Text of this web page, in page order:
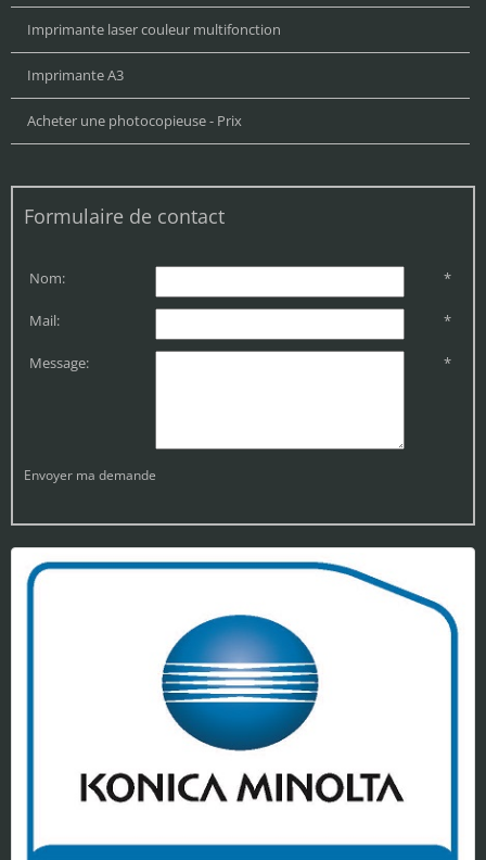
Imprimante laser couleur multifonction
Imprimante A3
Acheter une photocopieuse - Prix
Formulaire de contact
Nom: *
Mail: *
Message: *
Envoyer ma demande